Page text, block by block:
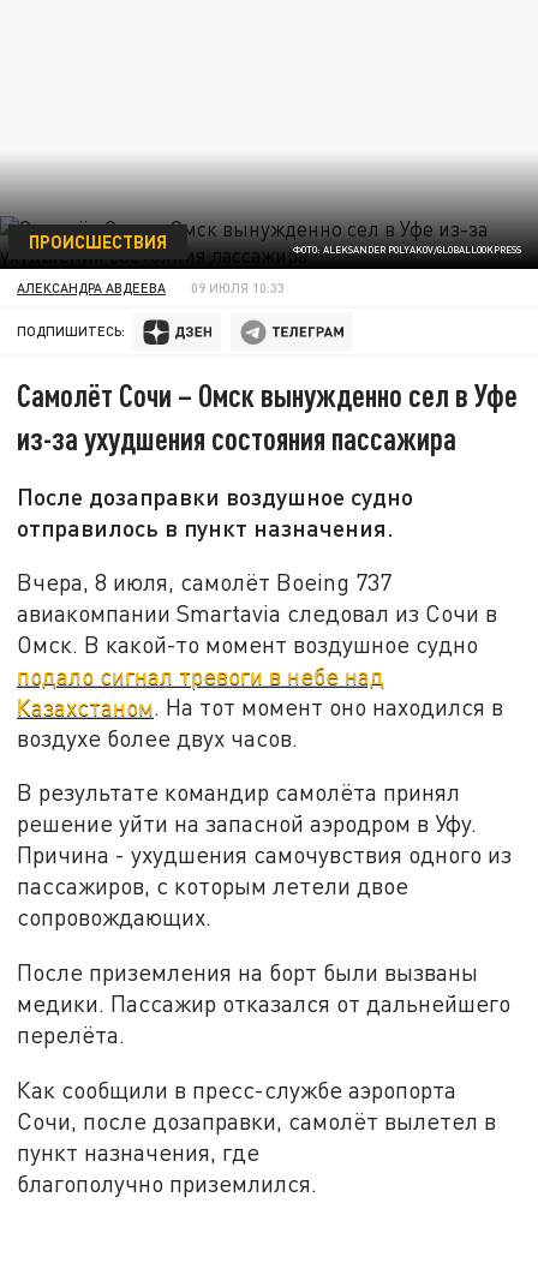
ФОТО: ALEKSANDER POLYAKOV/GLOBALLOOKPRESS
ПРОИСШЕСТВИЯ
АЛЕКСАНДРА АВДЕЕВА 09 ИЮЛЯ 10:33
ПОДПИШИТЕСЬ:
Самолёт Сочи – Омск вынужденно сел в Уфе
из-за ухудшения состояния пассажира
После дозаправки воздушное судно
отправилось в пункт назначения.
Вчера, 8 июля, самолёт Boeing 737
авиакомпании Smartavia следовал из Сочи в
Омск. В какой-то момент воздушное судно
подало сигнал тревоги в небе над
Казахстаном. На тот момент оно находился в
воздухе более двух часов.
В результате командир самолёта принял
решение уйти на запасной аэродром в Уфу.
Причина - ухудшения самочувствия одного из
пассажиров, с которым летели двое
сопровождающих.
После приземления на борт были вызваны
медики. Пассажир отказался от дальнейшего
перелёта.
Как сообщили в пресс-службе аэропорта
Сочи, после дозаправки, самолёт вылетел в
пункт назначения, где
благополучно приземлился.